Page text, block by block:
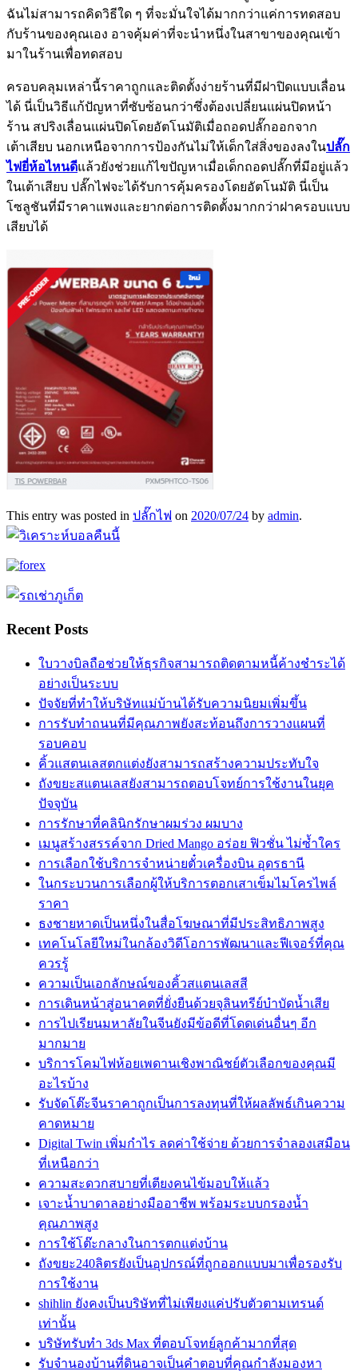
ฉันไม่สามารถคิดวิธีใด ๆ ที่จะมั่นใจได้มากกว่าแค่การทดสอบ
กับร้านของคุณเอง อาจคุ้มค่าที่จะนำหนึ่งในสาขาของคุณเข้า
มาในร้านเพื่อทดสอบ
ครอบคลุมเหล่านี้ราคาถูกและติดตั้งง่ายร้านที่มีฝาปิดแบบเลื่อน
ได้ นี่เป็นวิธีแก้ปัญหาที่ซับซ้อนกว่าซึ่งต้องเปลี่ยนแผ่นปิดหน้า
ร้าน สปริงเลื่อนแผ่นปิดโดยอัตโนมัติเมื่อถอดปลั๊กออกจาก
เต้าเสียบ นอกเหนือจากการป้องกันไม่ให้เด็กใส่สิ่งของลงในปลั๊ก
ไฟยี่ห้อไหนดีแล้วยังช่วยแก้ไขปัญหาเมื่อเด็กถอดปลั๊กที่มีอยู่แล้ว
ในเต้าเสียบ ปลั๊กไฟจะได้รับการคุ้มครองโดยอัตโนมัติ นี่เป็น
โซลูชันที่มีราคาแพงและยากต่อการติดตั้งมากกว่าฝาครอบแบบ
เสียบได้
This entry was posted in ปลั๊กไฟ on 2020/07/24 by admin.
Recent Posts
ใบวางบิลถือช่วยให้ธุรกิจสามารถติดตามหนี้ค้างชำระได้
อย่างเป็นระบบ
ปัจจัยที่ทำให้บริษัทแม่บ้านได้รับความนิยมเพิ่มขึ้น
การรับทำถนนที่มีคุณภาพยังสะท้อนถึงการวางแผนที่
รอบคอบ
คิ้วแสตนเลสตกแต่งยังสามารถสร้างความประทับใจ
ถังขยะสแตนเลสยังสามารถตอบโจทย์การใช้งานในยุค
ปัจจุบัน
การรักษาที่คลินิกรักษาผมร่วง ผมบาง
เมนูสร้างสรรค์จาก Dried Mango อร่อย ฟิวชั่น ไม่ซ้ำใคร
การเลือกใช้บริการจำหน่ายตั๋วเครื่องบิน อุดรธานี
ในกระบวนการเลือกผู้ให้บริการตอกเสาเข็มไมโครไพล์
ราคา
ธงชายหาดเป็นหนึ่งในสื่อโฆษณาที่มีประสิทธิภาพสูง
เทคโนโลยีใหม่ในกล้องวิดีโอการพัฒนาและฟีเจอร์ที่คุณ
ควรรู้
ความเป็นเอกลักษณ์ของคิ้วสแตนเลสสี
การเดินหน้าสู่อนาคตที่ยั่งยืนด้วยจุลินทรีย์บำบัดน้ำเสีย
การไปเรียนมหาลัยในจีนยังมีข้อดีที่โดดเด่นอื่นๆ อีก
มากมาย
บริการโคมไฟห้อยเพดานเชิงพาณิชย์ตัวเลือกของคุณมี
อะไรบ้าง
รับจัดโต๊ะจีนราคาถูกเป็นการลงทุนที่ให้ผลลัพธ์เกินความ
คาดหมาย
Digital Twin เพิ่มกำไร ลดค่าใช้จ่าย ด้วยการจำลองเสมือน
ที่เหนือกว่า
ความสะดวกสบายที่เตียงคนไข้มอบให้แล้ว
เจาะน้ำบาดาลอย่างมืออาชีพ พร้อมระบบกรองน้ำ
คุณภาพสูง
การใช้โต๊ะกลางในการตกแต่งบ้าน
ถังขยะ240ลิตรยังเป็นอุปกรณ์ที่ถูกออกแบบมาเพื่อรองรับ
การใช้งาน
shihlin ยังคงเป็นบริษัทที่ไม่เพียงแค่ปรับตัวตามเทรนด์
เท่านั้น
บริษัทรับทำ 3ds Max ที่ตอบโจทย์ลูกค้ามากที่สุด
รับจำนองบ้านที่ดินอาจเป็นคำตอบที่คุณกำลังมองหา